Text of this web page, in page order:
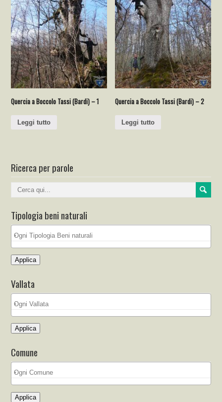
Quercia a Boccolo Tassi (Bardi) – 1
Leggi tutto
Quercia a Boccolo Tassi (Bardi) – 2
Leggi tutto
Ricerca per parole
Tipologia beni naturali
Applica
Vallata
Applica
Comune
Applica